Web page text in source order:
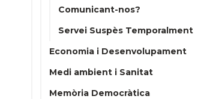
Comunicant-nos?
Servei Suspès Temporalment
Economia i Desenvolupament
Medi ambient i Sanitat
Memòria Democràtica